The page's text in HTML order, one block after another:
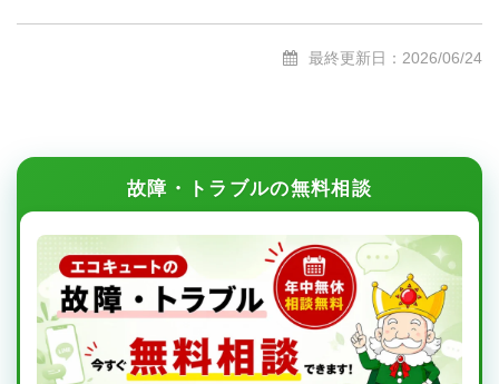
最終更新日：2026/06/24
故障・トラブルの無料相談